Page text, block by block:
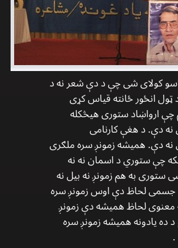
کولای شی چې د دې شعر نه د
ټول انځور ځانته قیاس کړی
چې ارواښاد ستوری هیڅکله
نه دې. د هغې کارنامی
نه دې. همیشه زمونږ سره ملګری
چې ستوري د اسمان نه نه
ستوری به هم زمونږ نه بیل نه
لحاظ دې اوس زمونږ سره
معنوی لحاظ همیشه دې زمونږ
ده یادونه همیشه زمونږ سره
.